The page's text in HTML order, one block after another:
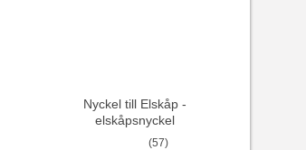
Nyckel till Elskåp -
elskåpsnyckel
(57)